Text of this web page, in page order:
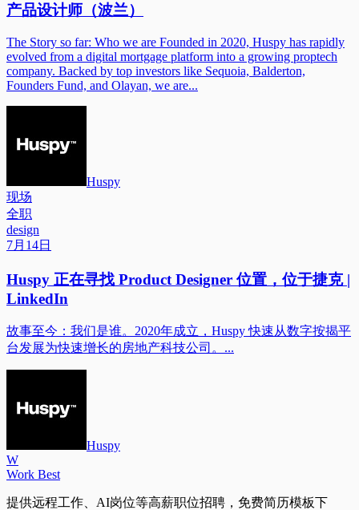
产品设计师（波兰）
The Story so far: Who we are Founded in 2020, Huspy has rapidly
evolved from a digital mortgage platform into a growing proptech
company. Backed by top investors like Sequoia, Balderton,
Founders Fund, and Olayan, we are...
Huspy
现场
全职
design
7月14日
Huspy 正在寻找 Product Designer 位置，位于捷克 |
LinkedIn
故事至今：我们是谁。2020年成立，Huspy 快速从数字按揭平
台发展为快速增长的房地产科技公司。...
Huspy
W
Work Best
提供远程工作、AI岗位等高薪职位招聘，免费简历模板下